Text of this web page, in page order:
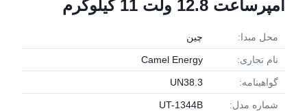
آمپرساعت 12.8 ولت 11 کیلوگرم
محل مبدا: چین
نام تجاری: Camel Energy
گواهینامه: UN38.3
شماره مدل: UT-1344B